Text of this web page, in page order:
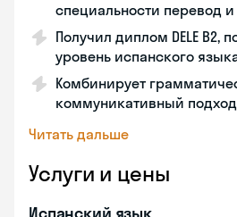
специальности перевод
Получил диплом DELE
уровень испанского
Комбинирует
коммуникативный
Читать дальше
Услуги и цены